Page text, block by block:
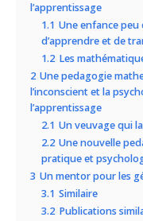
l’apprentissage
1.1 Une enfance
d’apprendre et de
1.2 Les
2 Une pedagogie
l’inconscient et la
l’apprentissage
2.1 Un veuvage qui
2.2 Une nouvelle
pratique et
3 Un mentor pour les
3.1 Similaire
3.2 Publications